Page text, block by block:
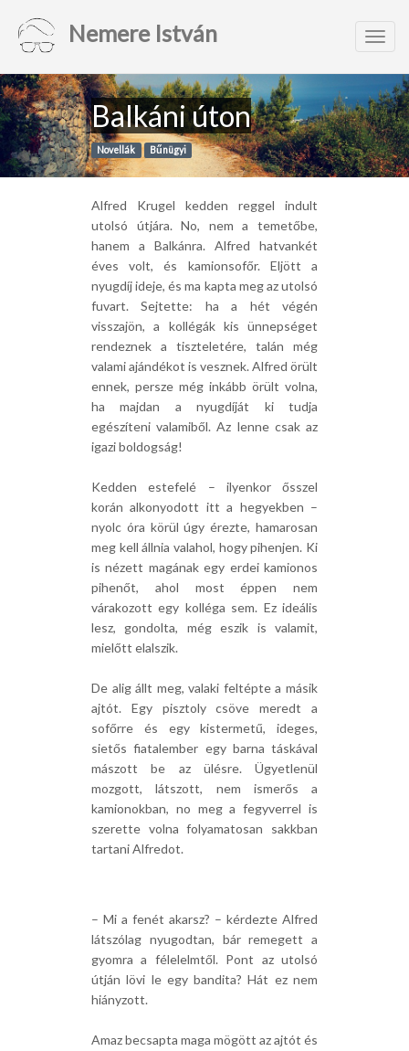
Nemere István
Balkáni úton
Novellák Bűnügyi
Alfred Krugel kedden reggel indult
utolsó útjára. No, nem a temetőbe,
hanem a Balkánra. Alfred hatvankét
éves volt, és kamionsofőr. Eljött a
nyugdíj ideje, és ma kapta meg az utolsó
fuvart. Sejtette: ha a hét végén
visszajön, a kollégák kis ünnepséget
rendeznek a tiszteletére, talán még
valami ajándékot is vesznek. Alfred örült
ennek, persze még inkább örült volna,
ha majdan a nyugdíját ki tudja
egészíteni valamiből. Az lenne csak az
igazi boldogság!
Kedden estefelé – ilyenkor ősszel
korán alkonyodott itt a hegyekben –
nyolc óra körül úgy érezte, hamarosan
meg kell állnia valahol, hogy pihenjen. Ki
is nézett magának egy erdei kamionos
pihenőt, ahol most éppen nem
várakozott egy kolléga sem. Ez ideális
lesz, gondolta, még eszik is valamit,
mielőtt elalszik.
De alig állt meg, valaki feltépte a másik
ajtót. Egy pisztoly csöve meredt a
sofőrre és egy kistermetű, ideges,
sietős fiatalember egy barna táskával
mászott be az ülésre. Ügyetlenül
mozgott, látszott, nem ismerős a
kamionokban, no meg a fegyverrel is
szerette volna folyamatosan sakkban
tartani Alfredot.
– Mi a fenét akarsz? – kérdezte Alfred
látszólag nyugodtan, bár remegett a
gyomra a félelelmtől. Pont az utolsó
útján lövi le egy bandita? Hát ez nem
hiányzott.
Amaz becsapta maga mögött az ajtót és